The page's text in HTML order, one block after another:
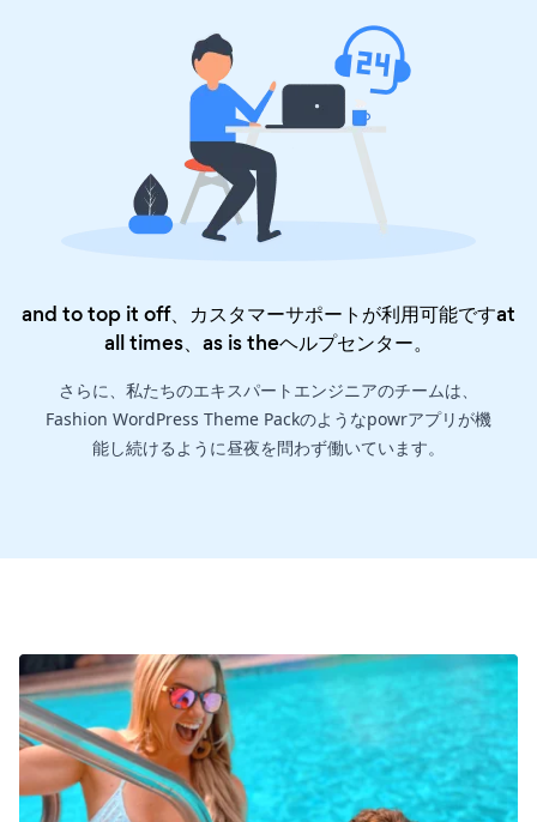
and to top it off、カスタマーサポートが利用可能ですat
all times、as is theヘルプセンター。
さらに、私たちのエキスパートエンジニアのチームは、
Fashion WordPress Theme Packのようなpowrアプリが機
能し続けるように昼夜を問わず働いています。